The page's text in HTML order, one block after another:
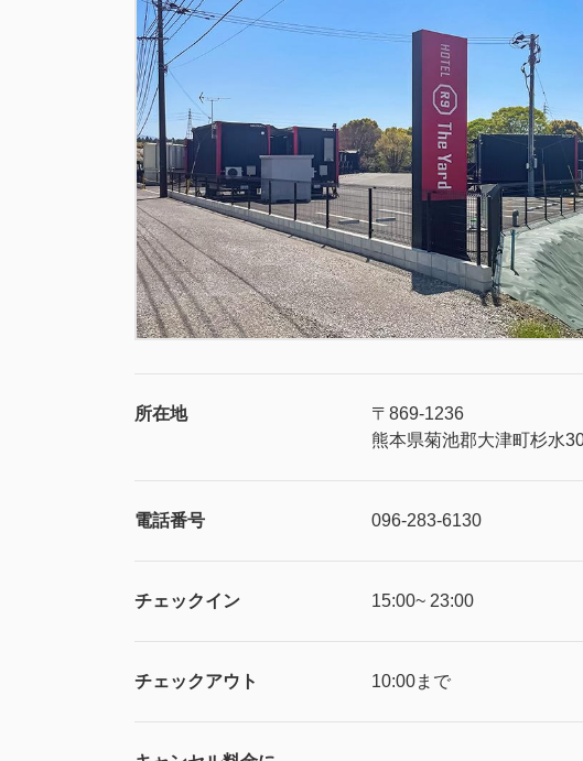
所在地
〒869-1236
熊本県菊池郡大津町杉水
電話番号 096-283-6130
チェックイン 15:00~ 23:00
チェックアウト 10:00まで